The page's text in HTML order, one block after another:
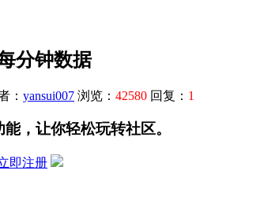
分钟数据
： yansui007 浏览： 42580 回复： 1
，让你轻松玩转社区。
即注册